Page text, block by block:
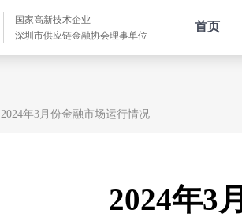
国家高新技术企业
深圳市供应链金融协会理事单位
首页
2024年3月份金融市场运行情况
2024年3